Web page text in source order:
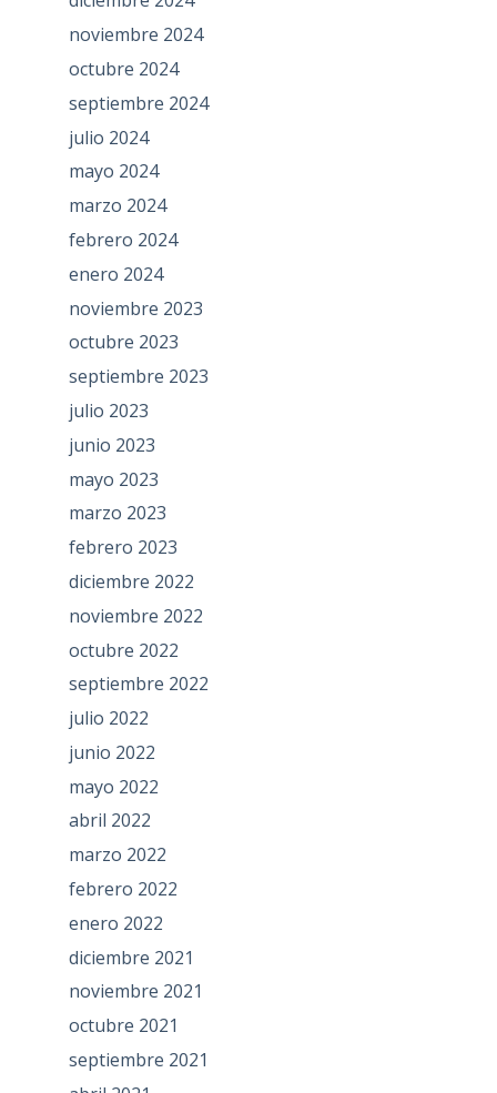
noviembre 2024
octubre 2024
septiembre 2024
julio 2024
mayo 2024
marzo 2024
febrero 2024
enero 2024
noviembre 2023
octubre 2023
septiembre 2023
julio 2023
junio 2023
mayo 2023
marzo 2023
febrero 2023
diciembre 2022
noviembre 2022
octubre 2022
septiembre 2022
julio 2022
junio 2022
mayo 2022
abril 2022
marzo 2022
febrero 2022
enero 2022
diciembre 2021
noviembre 2021
octubre 2021
septiembre 2021